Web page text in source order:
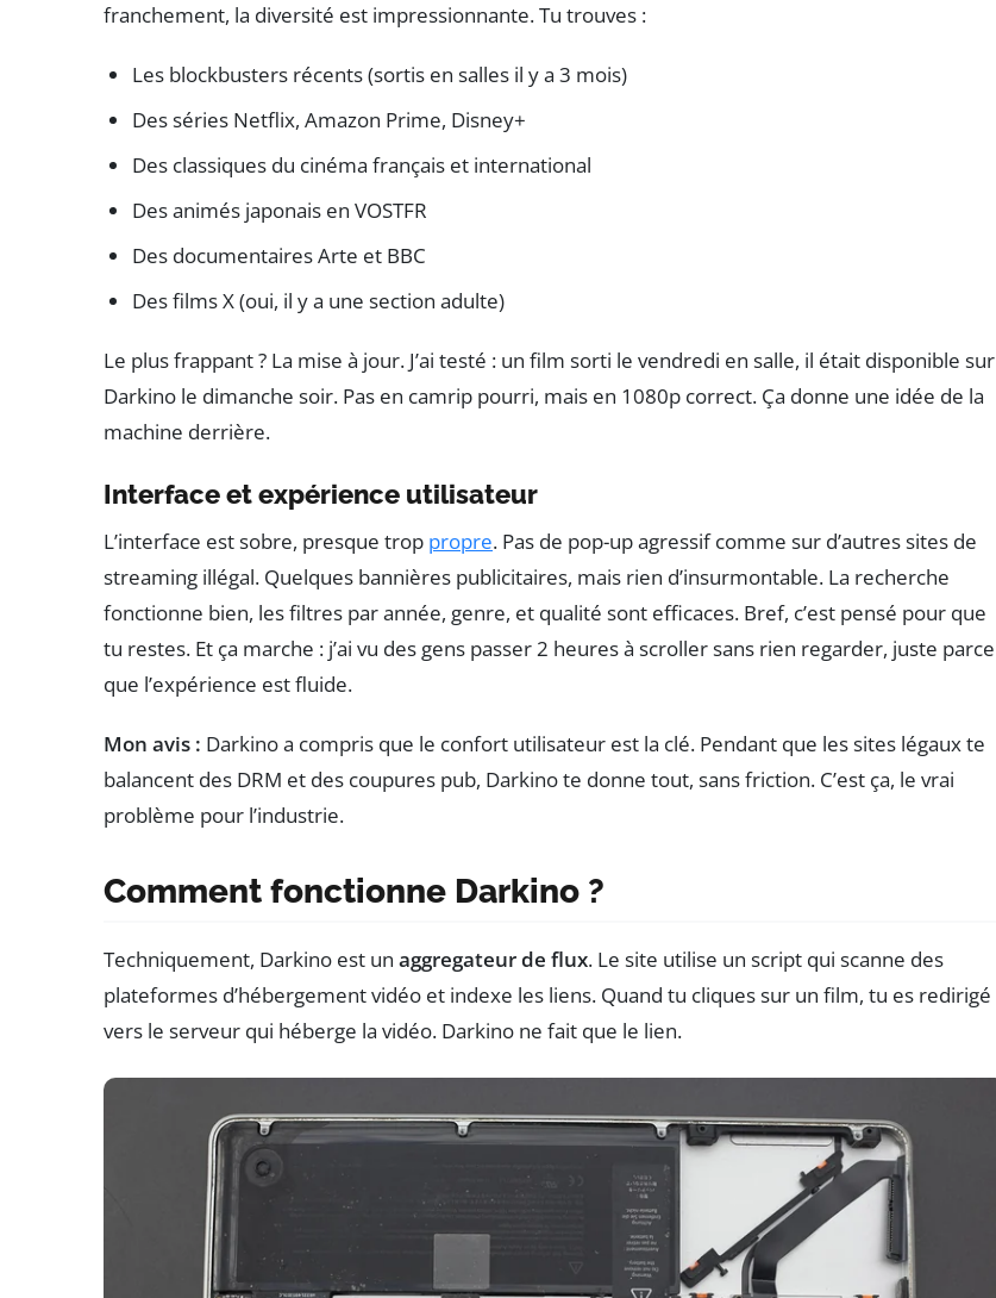
franchement, la diversité est impressionnante. Tu trouves :
Les blockbusters récents (sortis en salles il y a 3 mois)
Des séries Netflix, Amazon Prime, Disney+
Des classiques du cinéma français et international
Des animés japonais en VOSTFR
Des documentaires Arte et BBC
Des films X (oui, il y a une section adulte)
Le plus frappant ? La mise à jour. J’ai testé : un film sorti le vendredi en salle, il était disponible sur
Darkino le dimanche soir. Pas en camrip pourri, mais en 1080p correct. Ça donne une idée de la
machine derrière.
Interface et expérience utilisateur
L’interface est sobre, presque trop propre. Pas de pop-up agressif comme sur d’autres sites de
streaming illégal. Quelques bannières publicitaires, mais rien d’insurmontable. La recherche
fonctionne bien, les filtres par année, genre, et qualité sont efficaces. Bref, c’est pensé pour que
tu restes. Et ça marche : j’ai vu des gens passer 2 heures à scroller sans rien regarder, juste parce
que l’expérience est fluide.
Mon avis : Darkino a compris que le confort utilisateur est la clé. Pendant que les sites légaux te
balancent des DRM et des coupures pub, Darkino te donne tout, sans friction. C’est ça, le vrai
problème pour l’industrie.
Comment fonctionne Darkino ?
Techniquement, Darkino est un aggregateur de flux. Le site utilise un script qui scanne des
plateformes d’hébergement vidéo et indexe les liens. Quand tu cliques sur un film, tu es redirigé
vers le serveur qui héberge la vidéo. Darkino ne fait que le lien.